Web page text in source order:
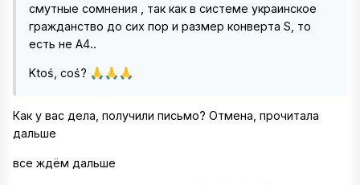
смутные сомнения , так как в системе украинское
гражданство до сих пор и размер конверта S, то
есть не А4..
Ktoś, coś? 🙏 🙏 🙏
Как у вас дела, получили письмо? Отмена, прочитала
дальше
все ждём дальше